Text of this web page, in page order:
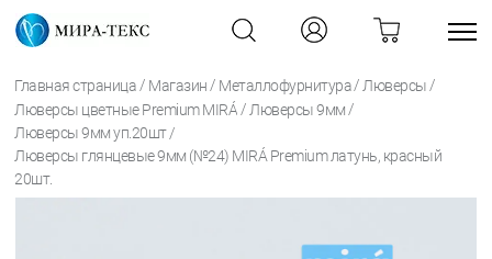
Главная страница / Магазин / Металлофурнитура / Люверсы /
Люверсы цветные Premium MIRÁ / Люверсы 9мм /
Люверсы 9мм уп.20шт /
Люверсы глянцевые 9мм (№24) MIRÁ Premium латунь, красный
20шт.